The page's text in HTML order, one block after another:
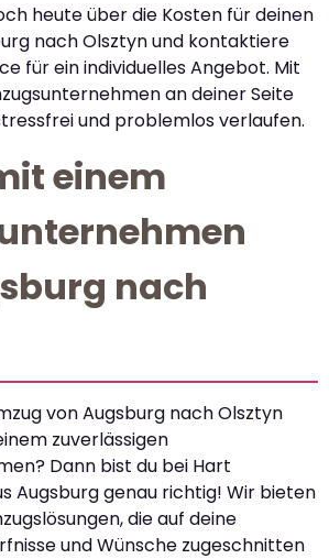
heute über die Kosten für deinen
nach Olsztyn und kontaktiere
für ein individuelles Angebot. Mit
an deiner Seite
und problemlos verlaufen.
einem
nach
von Augsburg nach Olsztyn
zuverlässigen
Dann bist du bei Hart
Augsburg genau richtig! Wir bieten
die auf deine
und Wünsche zugeschnitten